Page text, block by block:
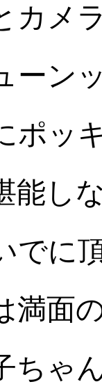
カメ
ーン
ポッ
能し
でに
満面
ちゃ